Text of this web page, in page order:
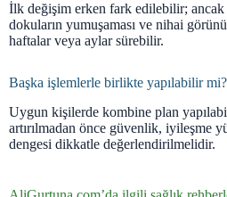
İlk değişim erken fark edilebilir; ancak
dokuların yumuşaması ve nihai
haftalar veya aylar sürebilir.
Başka işlemlerle birlikte yapılabilir mi?
Uygun kişilerde kombine plan
artırılmadan önce güvenlik, iyileşme
dengesi dikkatle değerlendirilmelidir.